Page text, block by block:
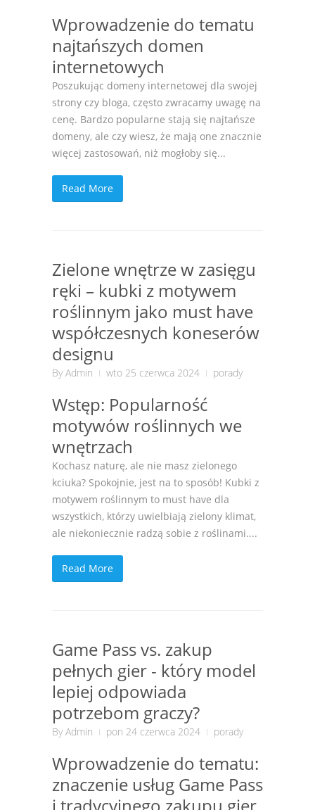
Wprowadzenie do tematu
najtańszych domen
internetowych
Poszukując domeny internetowej dla swojej
strony czy bloga, często zwracamy uwagę na
cenę. Bardzo popularne stają się najtańsze
domeny, ale czy wiesz, że mają one znacznie
więcej zastosowań, niż mogłoby się...
Read More
Zielone wnętrze w zasięgu
ręki – kubki z motywem
roślinnym jako must have
współczesnych koneserów
designu
ByAdmin wto 25 czerwca 2024 porady
Wstęp: Popularność
motywów roślinnych we
wnętrzach
Kochasz naturę, ale nie masz zielonego
kciuka? Spokojnie, jest na to sposób! Kubki z
motywem roślinnym to must have dla
wszystkich, którzy uwielbiają zielony klimat,
ale niekoniecznie radzą sobie z roślinami....
Read More
Game Pass vs. zakup
pełnych gier - który model
lepiej odpowiada
potrzebom graczy?
ByAdmin pon 24 czerwca 2024 porady
Wprowadzenie do tematu:
znaczenie usług Game Pass